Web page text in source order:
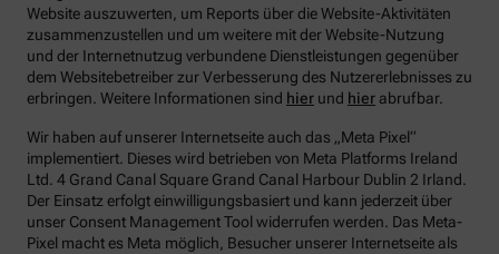
Website auszuwerten, um Reports über die Website-Aktivitäten
zusammenzustellen und um weitere mit der Website-Nutzung
und der Internetnutzug verbundene Dienstleistungen gegenüber
dem Websitebetreiber zur Verbesserung des Nutzererlebnisses zu
erbringen. Weitere Informationen sind hier und hier abrufbar.
Wir haben auf unserer Internetseite auch das „Meta Pixel“
implementiert. Dieses wird betrieben von Meta Platforms Ireland
Ltd. 4 Grand Canal Square Grand Canal Harbour Dublin 2 Irland.
Der Einsatz erfolgt einwilligungsbasiert und kann jederzeit über
unser Consent Management Tool widerrufen werden. Das Meta-
Pixel macht es Meta möglich, Besucher unserer Internetseite als